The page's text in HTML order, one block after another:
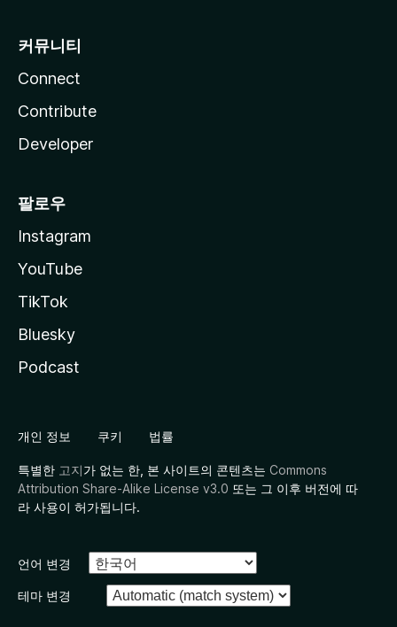
커뮤니티
Connect
Contribute
Developer
팔로우
Instagram
YouTube
TikTok
Bluesky
Podcast
개인 정보 쿠키 법률
특별한 고지가 없는 한, 본 사이트의 콘텐츠는 Commons
Attribution Share-Alike License v3.0 또는 그 이후 버전에 따
라 사용이 허가됩니다.
언어 변경
테마 변경